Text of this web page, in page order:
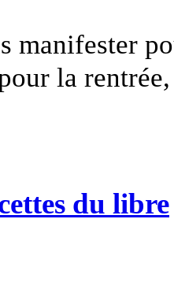
manifester
la
du libre